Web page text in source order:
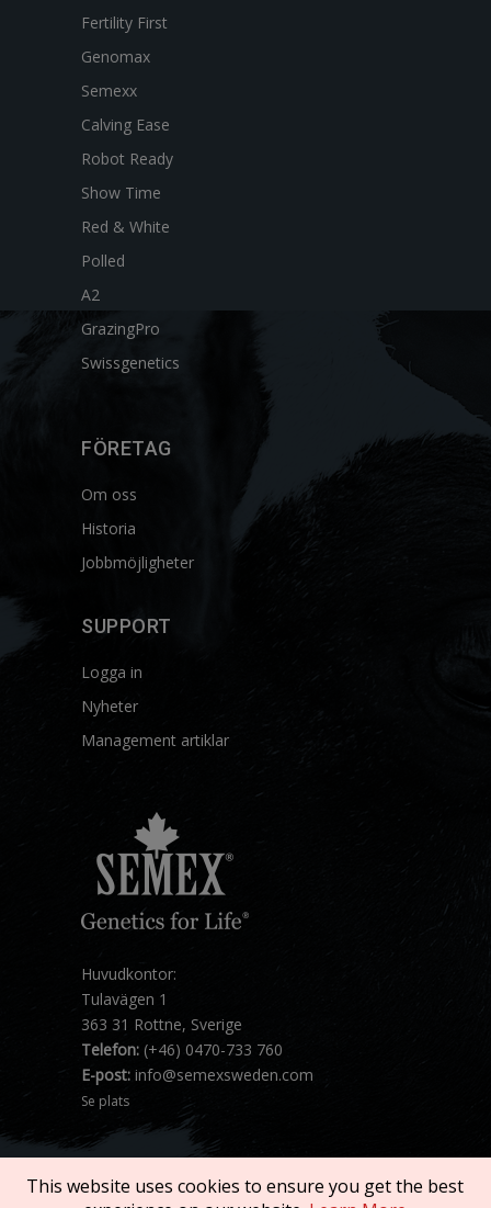
Fertility First
Genomax
Semexx
Calving Ease
Robot Ready
Show Time
Red & White
Polled
A2
GrazingPro
Swissgenetics
FÖRETAG
Om oss
Historia
Jobbmöjligheter
SUPPORT
Logga in
Nyheter
Management artiklar
Huvudkontor:
Tulavägen 1
363 31 Rottne, Sverige
Telefon: (+46) 0470-733 760
E-post: info@semexsweden.com
Se plats
This website uses cookies to ensure you get the best